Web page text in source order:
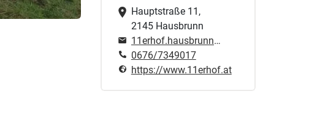
Hauptstraße 11,
2145 Hausbrunn
11erhof.hausbrunn@gmail.com
0676/7349017
https://www.11erhof.at